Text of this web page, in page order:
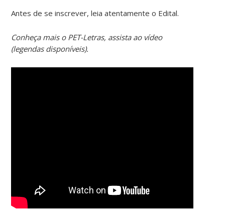
Antes de se inscrever, leia atentamente o Edital.
Conheça mais o PET-Letras, assista ao vídeo
(legendas disponíveis).